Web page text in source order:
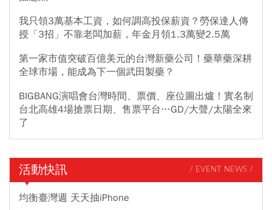
我只領3萬基本工資，如何調高投保薪資？勞保達人傳
授「3招」不靠老闆加薪，年金月領1.3萬變2.5萬
第一家市值突破百億美元的台灣新藥公司！藥華藥深耕
全球市場，能成為下一個武田製藥？
BIGBANG演唱會台灣時間、票價、座位圖出爐！實名制
台北高雄4場搶票日期、售票平台…GD/大聲/太陽全來
了
活動快訊 / EVENT NEWS /
均衡臺灣週 天天抽iPhone